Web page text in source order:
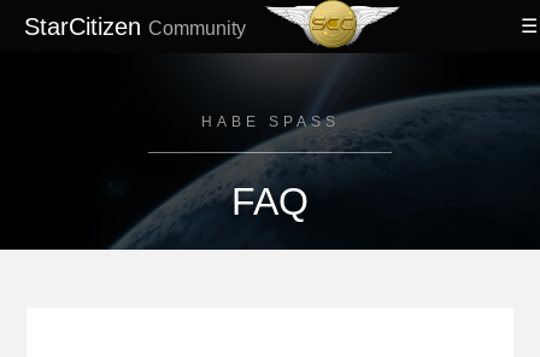
StarCitizen Community
HABE SPASS
FAQ